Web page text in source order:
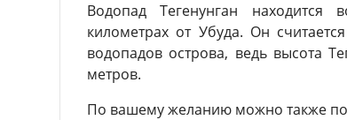
Водопад Тегенунган
километрах от Убуда. Он
водопадов острова, ведь высота
метров.
По вашему желанию можно также